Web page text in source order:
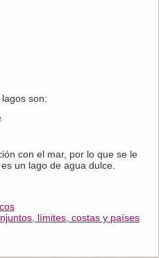
son:
con el mar, por lo que se le
un lago de agua dulce.
límites, costas y países